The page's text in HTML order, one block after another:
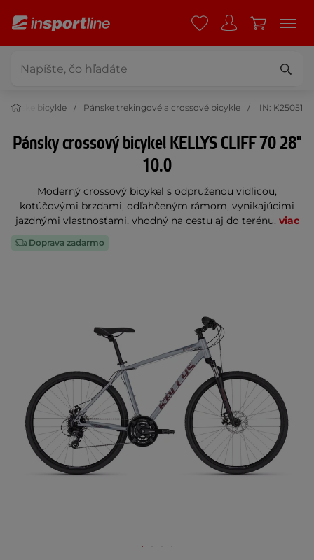
Pánske bicykle Pánske trekingové a crossové bicykle IN: K25051
Pánsky crossový bicykel KELLYS CLIFF 70 28"
10.0
Moderný crossový bicykel s odpruženou vidlicou,
kotúčovými brzdami, odľahčeným rámom, vynikajúcimi
jazdnými vlastnosťami, vhodný na cestu aj do terénu. viac
Doprava zadarmo